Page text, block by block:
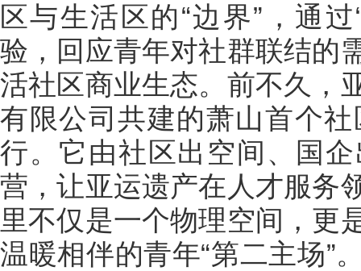
区与生活区的“边界”，通
验，回应青年对社群联结的
活社区商业生态。前不久，
有限公司共建的萧山首个社
行。它由社区出空间、国
营，让亚运遗产在人才服务
里不仅是一个物理空间，更
温暖相伴的青年“第二主场”